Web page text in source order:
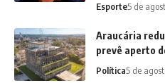
Esporte5 de
Araucária
prevê aperto
Política5 de